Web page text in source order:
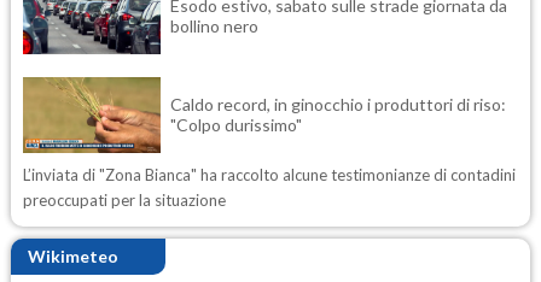
Esodo estivo, sabato sulle strade giornata da
bollino nero
Caldo record, in ginocchio i produttori di riso:
"Colpo durissimo"
L’inviata di "Zona Bianca" ha raccolto alcune testimonianze di contadini
preoccupati per la situazione
Wikimeteo